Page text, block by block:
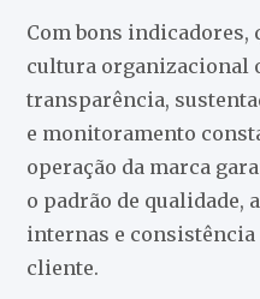
Com bons indicadores,
cultura organizacional
transparência,
e monitoramento
operação da marca
o padrão de qualidade,
internas e
cliente.